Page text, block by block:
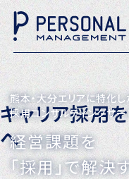
ホーム
パーソナル
会社概要
採用情報
キャリア採用
へ
熊本・大分エリアに特化し
採用コンサルティングサ
経営課題を
「採用」で解決